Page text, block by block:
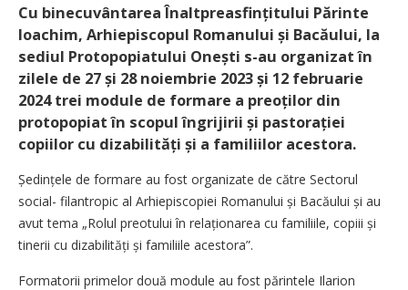
Cu binecuvântarea Înaltprea­sfin­țitului Părinte
Ioachim, Arhiepiscopul Romanului și Bacăului, la
sediul Protopopiatului Onești s-au organizat în
zilele de 27 și 28 noiembrie 2023 și 12 februarie
2024 trei module de formare a preoților din
protopopiat în scopul îngrijirii și pastorației
copiilor cu dizabi­li­tăți și a familiilor acestora.
Ședințele de formare au fost organizate de către Sectorul
social- filantropic al Arhiepiscopiei Romanului și Bacăului și au
avut tema „Rolul preotului în relaționarea cu familiile, copiii și
tinerii cu dizabi­lități și familiile acestora”.
Formatorii primelor două module au fost părintele Ilarion